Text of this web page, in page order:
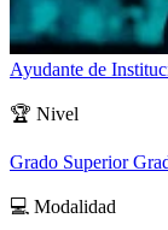
Ayudante de
🏆 Nivel
Grado Superior
💻 Modalidad